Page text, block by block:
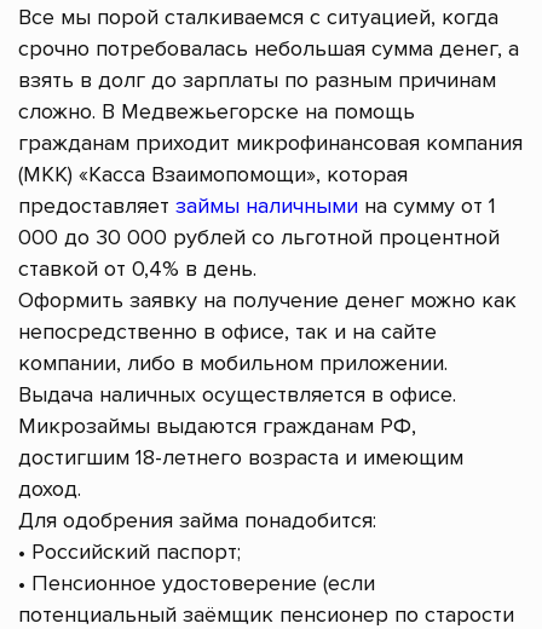
Все мы порой сталкиваемся с ситуацией, когда
срочно потребовалась небольшая сумма денег, а
взять в долг до зарплаты по разным причинам
сложно. В Медвежьегорске на помощь
гражданам приходит микрофинансовая компания
(МКК) «Касса Взаимопомощи», которая
предоставляет займы наличными на сумму от 1
000 до 30 000 рублей со льготной процентной
ставкой от 0,4% в день.
Оформить заявку на получение денег можно как
непосредственно в офисе, так и на сайте
компании, либо в мобильном приложении.
Выдача наличных осуществляется в офисе.
Микрозаймы выдаются гражданам РФ,
достигшим 18-летнего возраста и имеющим
доход.
Для одобрения займа понадобится:
• Российский паспорт;
• Пенсионное удостоверение (если
потенциальный заёмщик пенсионер по старости